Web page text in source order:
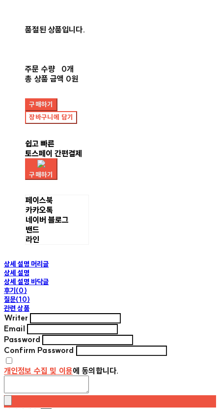
품절된 상품입니다.
주문 수량
0개
총 상품 금액 0원
구매하기
장바구니에 담기
쉽고 빠른
토스페이 간편결제
구매하기
페이스북
카카오톡
네이버 블로그
밴드
라인
상세 설명 머리글
상세 설명
상세 설명 바닥글
후기(0)
질문(10)
관련 상품
Writer
Email
Password
Confirm Password
개인정보 수집 및 이용에 동의합니다.